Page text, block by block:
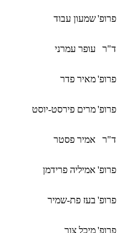
פרופ'שמעון עבוד
ד"ר עופר עמרני
פרופ'מאיר פדר
פרופ'מרים פירסט-יוסט
ד"ר אמיר פסטר
פרופ' אמיליה פרידמן
פרופ' בעז פת-שמיר
פרופ'מיכל צור